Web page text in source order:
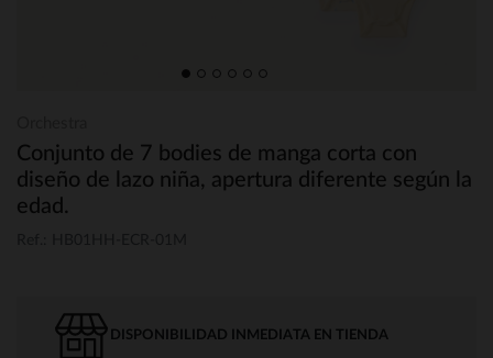
Conjunto de 7 bodies de manga corta con
diseño de lazo niña, apertura diferente según la
edad.
DISPONIBILIDAD INMEDIATA EN TIENDA